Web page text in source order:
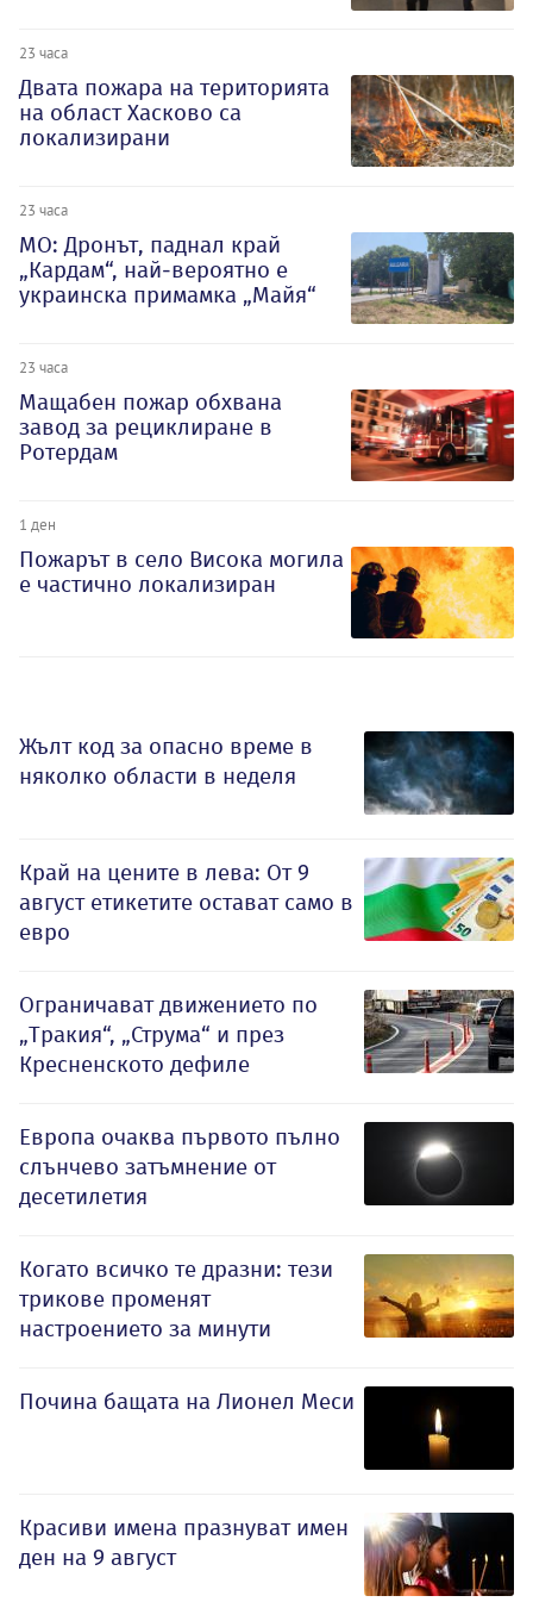
23 часа
Двата пожара на територията
на област Хасково са
локализирани
23 часа
МО: Дронът, паднал край
„Кардам“, най-вероятно е
украинска примамка „Майя“
23 часа
Мащабен пожар обхвана
завод за рециклиране в
Ротердам
1 ден
Пожарът в село Висока могила
е частично локализиран
Жълт код за опасно време в
няколко области в неделя
Край на цените в лева: От 9
август етикетите остават само в
евро
Ограничават движението по
„Тракия“, „Струма“ и през
Кресненското дефиле
Европа очаква първото пълно
слънчево затъмнение от
десетилетия
Когато всичко те дразни: тези
трикове променят
настроението за минути
Почина бащата на Лионел Меси
Красиви имена празнуват имен
ден на 9 август